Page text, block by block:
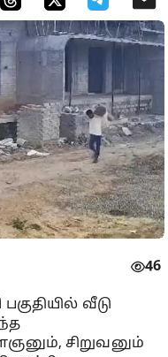
46
வீடு
சிறுவனும்